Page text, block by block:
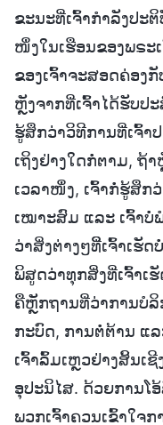
ຂະນະທີ່ເຈົ້າກຳລັງປະ
ໜຶ່ງໃນເຮືອນຂອງພຣະ
ຂອງເຈົ້າຈະສອດຄ່ອງ
ຫຼັງຈາກທີ່ເຈົ້າໄດ້ຮັບປ
ຮູ້ສຶກວ່າວິທີການທີ່ເຈົ້າ
ເຖິງຢ່າງໃດກໍ່ຕາມ, ຖ້
ເວລາໜຶ່ງ, ເຈົ້າກໍ່ຮູ້ສຶກ
ເໝາະສົມ ແລະ ເຈົ້າ
ວ່າສິ່ງຕ່າງໆທີີ່ເຈົ້າເຮັ
ພິສູດວ່າທຸກສິ່ງທີ່ເຈົ້າເ
ຄືຫຼັກຖານທີ່ວ່າການບໍລິ
ກະບົດ, ການຕໍ່ຕ້ານ ແ
ເຈົ້າລົ້ມເຫຼວຢ່າງສິ້ນເ
ອຸປະນິໄສ. ດ້ວຍການໂ
ພວກເຈົ້າຄວນເຂົ້າໃຈ